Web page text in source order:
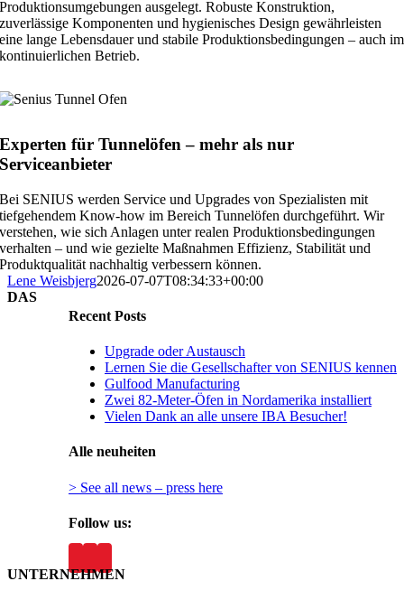
Produktionsumgebungen ausgelegt. Robuste Konstruktion,
zuverlässige Komponenten und hygienisches Design gewährleisten
eine lange Lebensdauer und stabile Produktionsbedingungen – auch im
kontinuierlichen Betrieb.
Experten für Tunnelöfen – mehr als nur
Serviceanbieter
Bei SENIUS werden Service und Upgrades von Spezialisten mit
tiefgehendem Know-how im Bereich Tunnelöfen durchgeführt. Wir
verstehen, wie sich Anlagen unter realen Produktionsbedingungen
verhalten – und wie gezielte Maßnahmen Effizienz, Stabilität und
Produktqualität nachhaltig verbessern können.
Lene Weisbjerg2026-07-07T08:34:33+00:00
Recent Posts
Upgrade oder Austausch
Lernen Sie die Gesellschafter von SENIUS kennen
Gulfood Manufacturing
Zwei 82-Meter-Öfen in Nordamerika installiert
Vielen Dank an alle unsere IBA Besucher!
Alle neuheiten
> See all news – press here
Follow us:
DAS
UNTERNEHMEN